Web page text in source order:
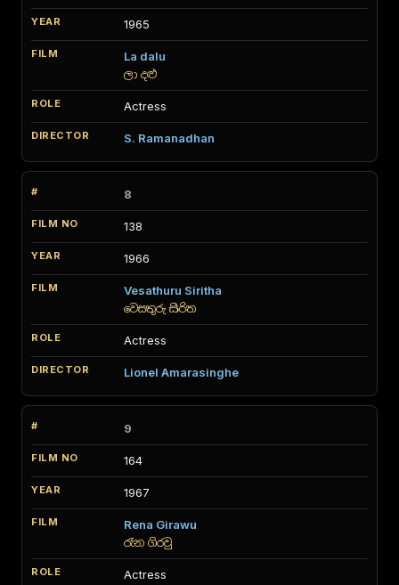
1965
La dalu
ලා දළු
Actress
S. Ramanadhan
8
138
1966
Vesathuru Siritha
වෙසතුරු සිරිත
Actress
Lionel Amarasinghe
9
164
1967
Rena Girawu
රෑන ගිරවු
Actress